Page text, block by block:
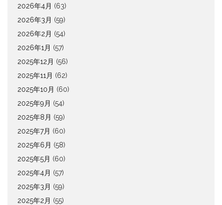
2026年4月 (63)
2026年3月 (59)
2026年2月 (54)
2026年1月 (57)
2025年12月 (56)
2025年11月 (62)
2025年10月 (60)
2025年9月 (54)
2025年8月 (59)
2025年7月 (60)
2025年6月 (58)
2025年5月 (60)
2025年4月 (57)
2025年3月 (59)
2025年2月 (55)